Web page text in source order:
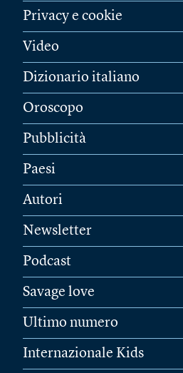
Privacy e cookie
Video
Dizionario italiano
Oroscopo
Pubblicità
Paesi
Autori
Newsletter
Podcast
Savage love
Ultimo numero
Internazionale Kids